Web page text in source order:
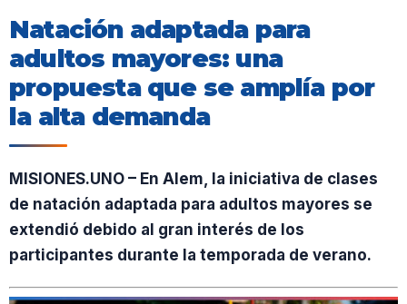
Natación adaptada para
adultos mayores: una
propuesta que se amplía por
la alta demanda
MISIONES.UNO – En Alem, la iniciativa de clases
de natación adaptada para adultos mayores se
extendió debido al gran interés de los
participantes durante la temporada de verano.